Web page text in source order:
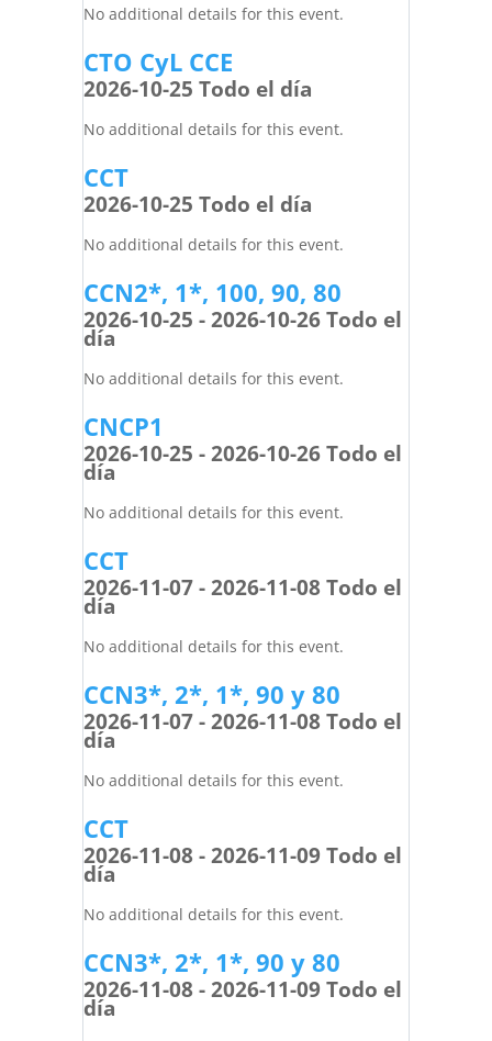
No additional details for this event.
CTO CyL CCE
2026-10-25 Todo el día
No additional details for this event.
CCT
2026-10-25 Todo el día
No additional details for this event.
CCN2*, 1*, 100, 90, 80
2026-10-25 - 2026-10-26 Todo el
día
No additional details for this event.
CNCP1
2026-10-25 - 2026-10-26 Todo el
día
No additional details for this event.
CCT
2026-11-07 - 2026-11-08 Todo el
día
No additional details for this event.
CCN3*, 2*, 1*, 90 y 80
2026-11-07 - 2026-11-08 Todo el
día
No additional details for this event.
CCT
2026-11-08 - 2026-11-09 Todo el
día
No additional details for this event.
CCN3*, 2*, 1*, 90 y 80
2026-11-08 - 2026-11-09 Todo el
día